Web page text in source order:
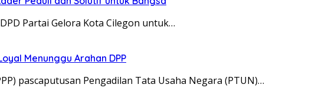
Partai Gelora Kota Cilegon untuk…
Menunggu Arahan DPP
pascaputusan Pengadilan Tata Usaha Negara (PTUN)…